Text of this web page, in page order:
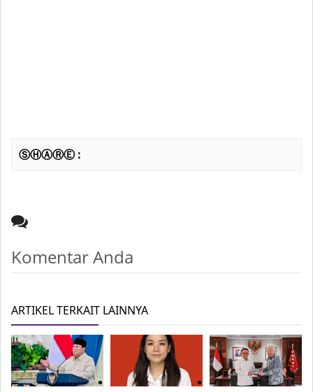
ⓈⒽⒶⓇⒺ :
Komentar Anda
ARTIKEL TERKAIT LAINNYA